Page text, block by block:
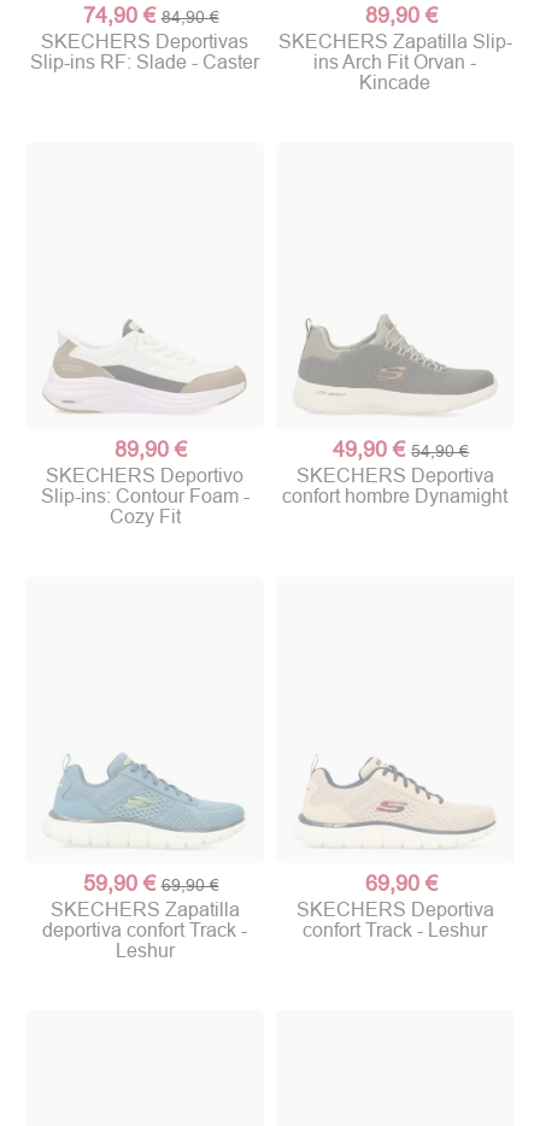
74,90 € 84,90 €
SKECHERS Deportivas
Slip-ins RF: Slade - Caster
89,90 €
SKECHERS Zapatilla Slip-
ins Arch Fit Orvan -
Kincade
89,90 €
SKECHERS Deportivo
Slip-ins: Contour Foam -
Cozy Fit
49,90 € 54,90 €
SKECHERS Deportiva
confort hombre Dynamight
59,90 € 69,90 €
SKECHERS Zapatilla
deportiva confort Track -
Leshur
69,90 €
SKECHERS Deportiva
confort Track - Leshur